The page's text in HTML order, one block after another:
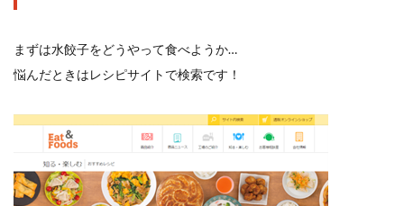
まずは水餃子をどうやって食べようか…
悩んだときはレシピサイトで検索です！